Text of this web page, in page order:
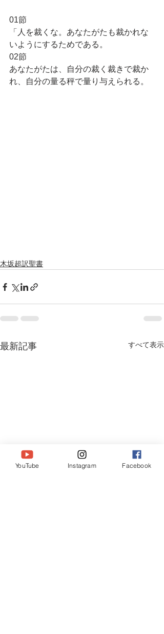
01節
「人を裁くな。あなたがたも裁かれな
いようにするためである。
02節
あなたがたは、自分の裁く裁きで裁か
れ、自分の量る秤で量り与えられる。
木坂超訳聖書
最新記事 すべて表示
YouTube Instagram Facebook